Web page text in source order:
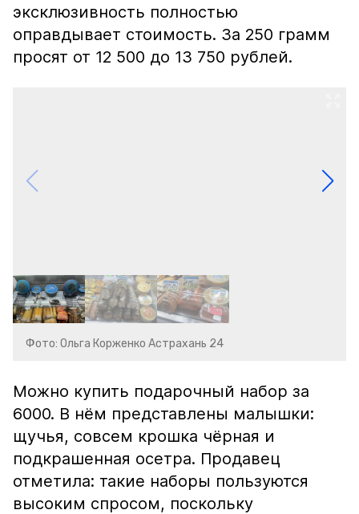
эксклюзивность полностью
оправдывает стоимость. За 250 грамм
просят от 12 500 до 13 750 рублей.
Фото: Ольга Корженко Астрахань 24
Можно купить подарочный набор за
6000. В нём представлены малышки:
щучья, совсем крошка чёрная и
подкрашенная осетра. Продавец
отметила: такие наборы пользуются
высоким спросом, поскольку